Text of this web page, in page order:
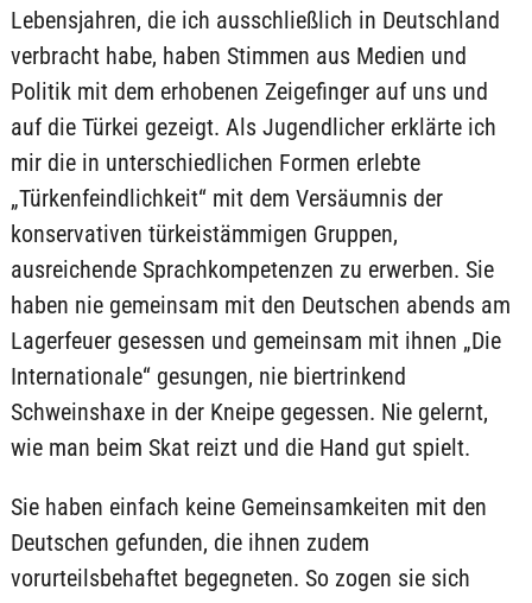
Lebensjahren, die ich ausschließlich in Deutschland
verbracht habe, haben Stimmen aus Medien und
Politik mit dem erhobenen Zeigefinger auf uns und
auf die Türkei gezeigt. Als Jugendlicher erklärte ich
mir die in unterschiedlichen Formen erlebte
„Türkenfeindlichkeit“ mit dem Versäumnis der
konservativen türkeistämmigen Gruppen,
ausreichende Sprachkompetenzen zu erwerben. Sie
haben nie gemeinsam mit den Deutschen abends am
Lagerfeuer gesessen und gemeinsam mit ihnen „Die
Internationale“ gesungen, nie biertrinkend
Schweinshaxe in der Kneipe gegessen. Nie gelernt,
wie man beim Skat reizt und die Hand gut spielt.
Sie haben einfach keine Gemeinsamkeiten mit den
Deutschen gefunden, die ihnen zudem
vorurteilsbehaftet begegneten. So zogen sie sich